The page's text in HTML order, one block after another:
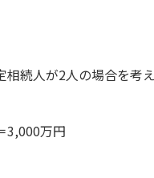
続人が2人の場合を考え
3,000万円